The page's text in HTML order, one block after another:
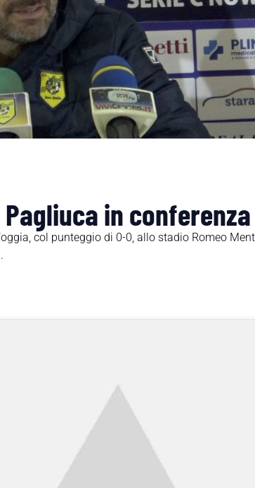
in
col punteggio di 0-0, allo stadio Romeo